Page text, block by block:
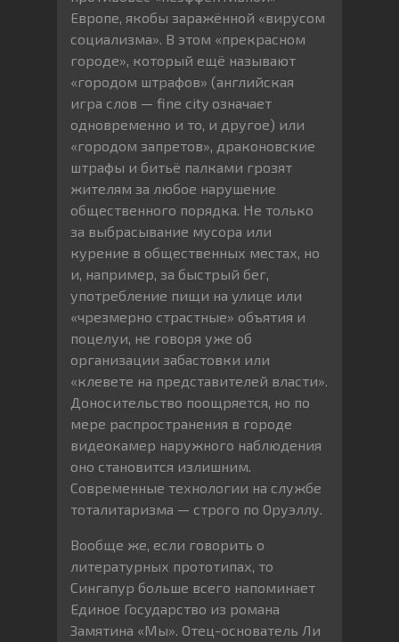
Европе, якобы заражённой «вирусом
социализма». В этом «прекрасном
городе», который ещё называют
«городом штрафов» (английская
игра слов — fine city означает
одновременно и то, и другое) или
«городом запретов», драконовские
штрафы и битьё палками грозят
жителям за любое нарушение
общественного порядка. Не только
за выбрасывание мусора или
курение в общественных местах, но
и, например, за быстрый бег,
употребление пищи на улице или
«чрезмерно страстные» объятия и
поцелуи, не говоря уже об
организации забастовки или
«клевете на представителей власти».
Доносительство поощряется, но по
мере распространения в городе
видеокамер наружного наблюдения
оно становится излишним.
Современные технологии на службе
тоталитаризма — строго по Оруэллу.
Вообще же, если говорить о
литературных прототипах, то
Сингапур больше всего напоминает
Единое Государство из романа
Замятина «Мы». Отец-основатель Ли